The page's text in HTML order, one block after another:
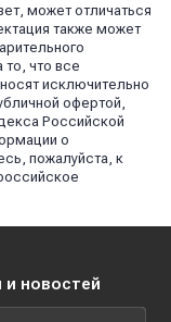
может отличаться
также может
что все
исключительно
офертой,
Российской
о
пожалуйста, к
и новостей